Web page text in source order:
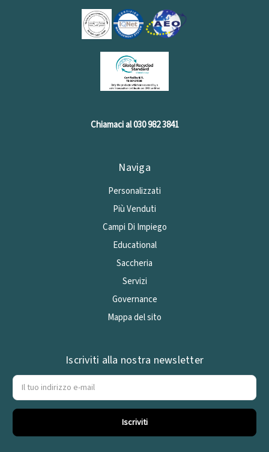
Chiamaci al 030 982 3841
Naviga
Personalizzati
Più Venduti
Campi Di Impiego
Educational
Saccheria
Servizi
Governance
Mappa del sito
Iscriviti alla nostra newsletter
Indirizzo
e-
mail